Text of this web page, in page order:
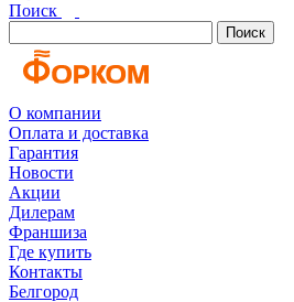
Поиск
Поиск
О компании
Оплата и доставка
Гарантия
Новости
Акции
Дилерам
Франшиза
Где купить
Контакты
Белгород